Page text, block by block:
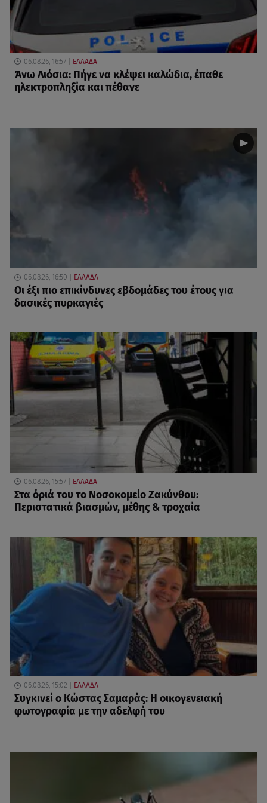
06.08.26, 16:57 ΕΛΛΑΔΑ
Άνω Λιόσια: Πήγε να κλέψει καλώδια, έπαθε
ηλεκτροπληξία και πέθανε
06.08.26, 16:50 ΕΛΛΑΔΑ
Οι έξι πιο επικίνδυνες εβδομάδες του έτους για
δασικές πυρκαγιές
06.08.26, 15:57 ΕΛΛΑΔΑ
Στα όριά του το Νοσοκομείο Ζακύνθου:
Περιστατικά βιασμών, μέθης & τροχαία
06.08.26, 15:02 ΕΛΛΑΔΑ
Συγκινεί ο Κώστας Σαμαράς: Η οικογενειακή
φωτογραφία με την αδελφή του